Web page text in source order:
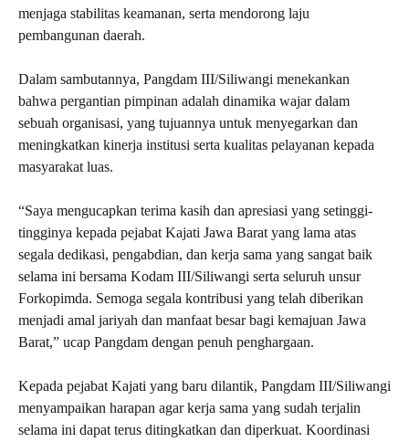
menjaga stabilitas keamanan, serta mendorong laju
pembangunan daerah.
Dalam sambutannya, Pangdam III/Siliwangi menekankan
bahwa pergantian pimpinan adalah dinamika wajar dalam
sebuah organisasi, yang tujuannya untuk menyegarkan dan
meningkatkan kinerja institusi serta kualitas pelayanan kepada
masyarakat luas.
“Saya mengucapkan terima kasih dan apresiasi yang setinggi-
tingginya kepada pejabat Kajati Jawa Barat yang lama atas
segala dedikasi, pengabdian, dan kerja sama yang sangat baik
selama ini bersama Kodam III/Siliwangi serta seluruh unsur
Forkopimda. Semoga segala kontribusi yang telah diberikan
menjadi amal jariyah dan manfaat besar bagi kemajuan Jawa
Barat,” ucap Pangdam dengan penuh penghargaan.
Kepada pejabat Kajati yang baru dilantik, Pangdam III/Siliwangi
menyampaikan harapan agar kerja sama yang sudah terjalin
selama ini dapat terus ditingkatkan dan diperkuat. Koordinasi